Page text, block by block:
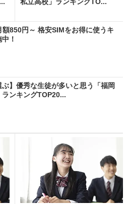
額850円～ 格安SIMをお得に使うキ
！
ぶ】優秀な生徒が多いと思う「福岡
ンキングTOP20...